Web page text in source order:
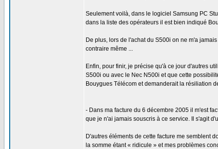
Seulement voilà, dans le logiciel Samsung PC
dans la liste des opérateurs il est bien indiqué
De plus, lors de l'achat du S500i on ne m'a
contraire même ...
Enfin, pour finir, je précise qu'à ce jour d'autres
S500i ou avec le Nec N500i et que cette
Bouygues Télécom et demanderait la résiliation
- Dans ma facture du 6 décembre 2005 il m'est
que je n'ai jamais souscris à ce service. Il s'agit
D'autres éléments de cette facture me semblent
la somme étant « ridicule » et mes problèmes